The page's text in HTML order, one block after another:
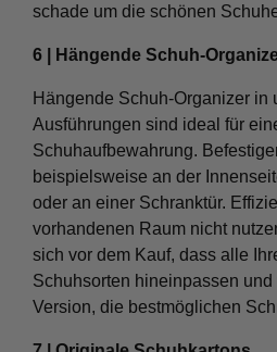
schade um die schönen
6 | Hängende Schuh-
Hängende Schuh-Organizer in
Ausführungen sind ideal für
Schuhaufbewahrung.
beispielsweise an der
oder an einer Schranktür.
vorhandenen Raum nicht
sich vor dem Kauf, dass alle
Schuhsorten hineinpassen
Version, die bestmöglichen